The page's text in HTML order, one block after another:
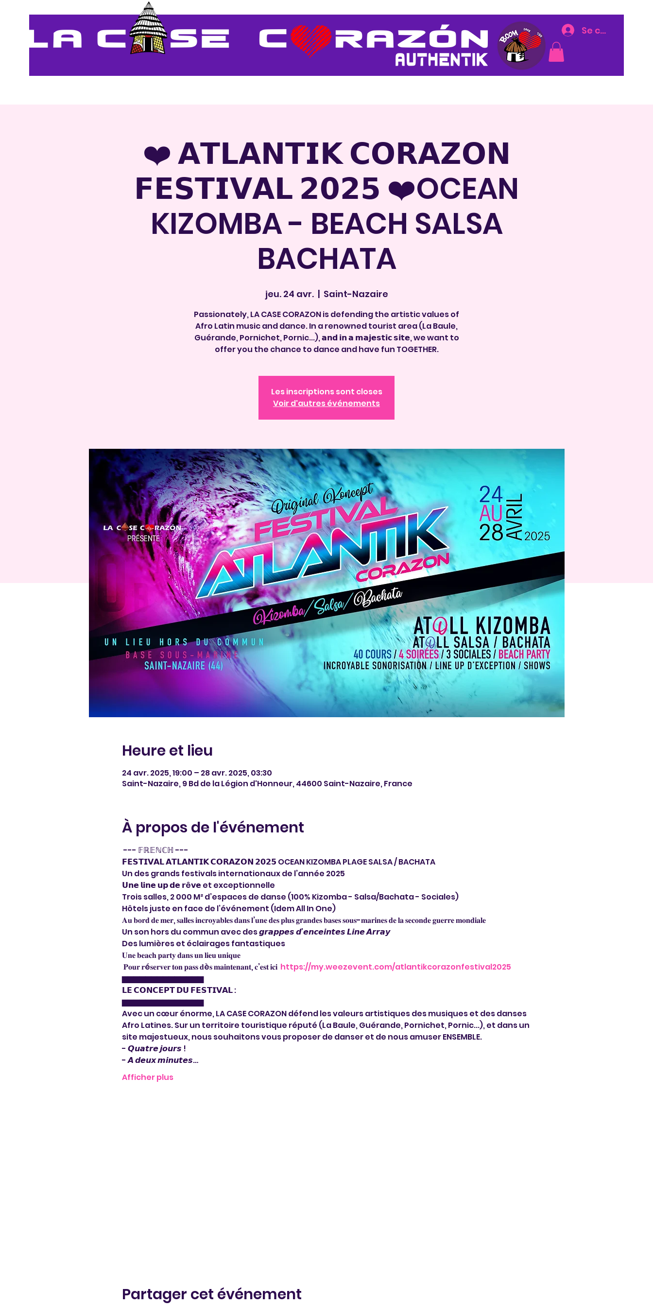
Se connecter
❤️ 𝗔𝗧𝗟𝗔𝗡𝗧𝗜𝗞 𝗖𝗢𝗥𝗔𝗭𝗢𝗡
𝗙𝗘𝗦𝗧𝗜𝗩𝗔𝗟 𝟮𝟬𝟮𝟱 ❤️OCEAN
KIZOMBA - BEACH SALSA
BACHATA
jeu. 24 avr.
  |
Saint-Nazaire
Passionately, LA CASE CORAZON is defending the artistic values of
Afro Latin music and dance. In a renowned tourist area (La Baule,
Guérande, Pornichet, Pornic...), 𝗮𝗻𝗱 𝗶𝗻 𝗮 𝗺𝗮𝗷𝗲𝘀𝘁𝗶𝗰 𝘀𝗶𝘁𝗲, we want to
offer you the chance to dance and have fun TOGETHER.
Les inscriptions sont closes
Voir d'autres événements
Heure et lieu
24 avr. 2025, 19:00 – 28 avr. 2025, 03:30
Saint-Nazaire, 9 Bd de la Légion d'Honneur, 44600 Saint-Nazaire, France
À propos de l'événement
--- 𝔽ℝ𝔼ℕℂℍ ---
𝗙𝗘𝗦𝗧𝗜𝗩𝗔𝗟 𝗔𝗧𝗟𝗔𝗡𝗧𝗜𝗞 𝗖𝗢𝗥𝗔𝗭𝗢𝗡 𝟮𝟬𝟮𝟱 OCEAN KIZOMBA PLAGE SALSA / BACHATA
Un des grands festivals internationaux de l’année 2025
𝗨𝗻𝗲 𝗹𝗶𝗻𝗲 𝘂𝗽 𝗱𝗲 𝗿ê𝘃𝗲 et exceptionnelle
Trois salles, 2 000 M² d’espaces de danse (100% Kizomba - Salsa/Bachata - Sociales)
Hôtels juste en face de l’événement (Idem All In One)
𝐀𝐮 𝐛𝐨𝐫𝐝 𝐝𝐞 𝐦𝐞𝐫, 𝐬𝐚𝐥𝐥𝐞𝐬 𝐢𝐧𝐜𝐫𝐨𝐲𝐚𝐛𝐥𝐞𝐬 𝐝𝐚𝐧𝐬 𝐥’𝐮𝐧𝐞 𝐝𝐞𝐬 𝐩𝐥𝐮𝐬 𝐠𝐫𝐚𝐧𝐝𝐞𝐬 𝐛𝐚𝐬𝐞𝐬 𝐬𝐨𝐮𝐬-𝐦𝐚𝐫𝐢𝐧𝐞𝐬 𝐝𝐞 𝐥𝐚 𝐬𝐞𝐜𝐨𝐧𝐝𝐞 𝐠𝐮𝐞𝐫𝐫𝐞 𝐦𝐨𝐧𝐝𝐢𝐚𝐥𝐞
Un son hors du commun avec des 𝙜𝙧𝙖𝙥𝙥𝙚𝙨 𝙙’𝙚𝙣𝙘𝙚𝙞𝙣𝙩𝙚𝙨 𝙇𝙞𝙣𝙚 𝘼𝙧𝙧𝙖𝙮
Des lumières et éclairages fantastiques
𝐔𝐧𝐞 𝐛𝐞𝐚𝐜𝐡 𝐩𝐚𝐫𝐭𝐲 𝐝𝐚𝐧𝐬 𝐮𝐧 𝐥𝐢𝐞𝐮 𝐮𝐧𝐢𝐪𝐮𝐞
𝐏𝐨𝐮𝐫 𝐫é𝐬𝐞𝐫𝐯𝐞𝐫 𝐭𝐨𝐧 𝐩𝐚𝐬𝐬 𝐝è𝐬 𝐦𝐚𝐢𝐧𝐭𝐞𝐧𝐚𝐧𝐭, 𝐜’𝐞𝐬𝐭 𝐢𝐜𝐢 https://my.weezevent.com/atlantikcorazonfestival2025
▆▆▆▆▆▆▆▆▆▆▆▆▆▆
𝗟𝗘 𝗖𝗢𝗡𝗖𝗘𝗣𝗧 𝗗𝗨 𝗙𝗘𝗦𝗧𝗜𝗩𝗔𝗟 :
▆▆▆▆▆▆▆▆▆▆▆▆▆▆
Avec un cœur énorme, LA CASE CORAZON défend les valeurs artistiques des musiques et des danses
Afro Latines. Sur un territoire touristique réputé (La Baule, Guérande, Pornichet, Pornic...), et dans un
site majestueux, nous souhaitons vous proposer de danser et de nous amuser ENSEMBLE.
- 𝙌𝙪𝙖𝙩𝙧𝙚 𝙟𝙤𝙪𝙧𝙨 !
- 𝘼 𝙙𝙚𝙪𝙭 𝙢𝙞𝙣𝙪𝙩𝙚𝙨…
Afficher plus
Partager cet événement